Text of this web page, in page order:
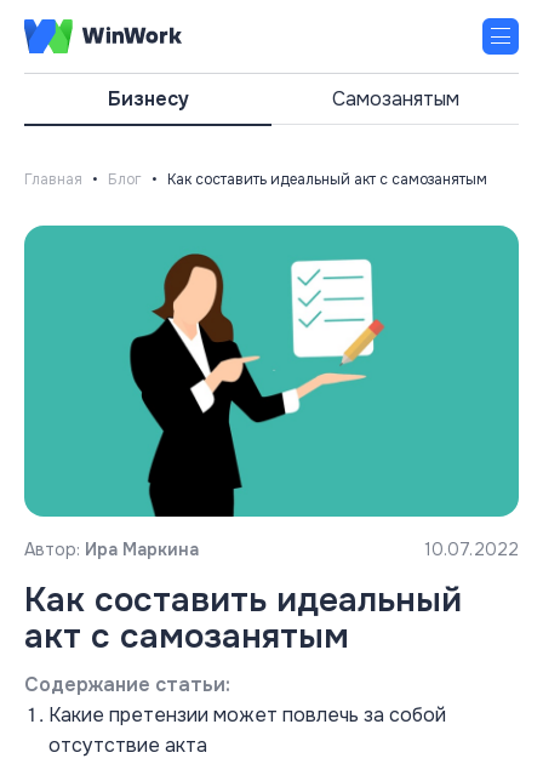
Бизнесу Самозанятым
Главная • Блог • Как составить идеальный акт с самозанятым
Автор: Ира Маркина 10.07.2022
Как составить идеальный
акт с самозанятым
Содержание статьи:
Какие претензии может повлечь за собой
отсутствие акта